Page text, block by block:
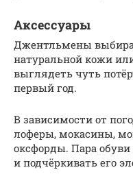
Аксессуары
Джентльмены
натуральной кожи
выглядеть чуть
первый год.
В зависимости от
лоферы, мокасины,
оксфорды. Пара обуви
и подчёркивать его